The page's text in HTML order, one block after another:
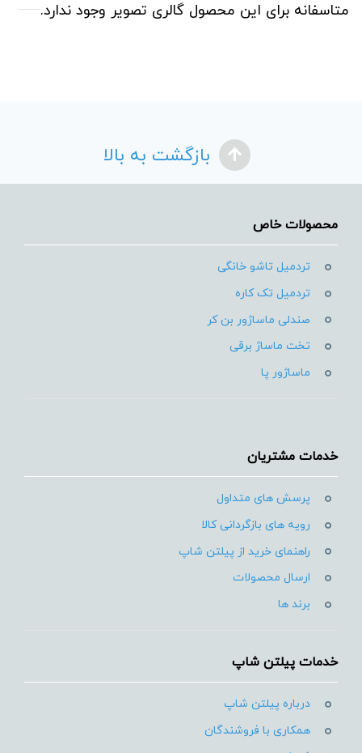
متاسفانه برای این محصول گالری تصویر وجود ندارد.
بازگشت به بالا
محصولات خاص
تردمیل تاشو خانگی
تردمیل تک کاره
صندلی ماساژور بن کر
تخت ماساژ برقی
ماساژور پا
خدمات مشتریان
پرسش های متداول
رویه های بازگردانی کالا
راهنمای خرید از پیلتن شاپ
ارسال محصولات
برند ها
خدمات پیلتن شاپ
درباره پیلتن شاپ
همکاری با فروشندگان